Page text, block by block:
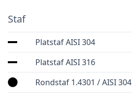
Staf
Platstaf AISI 304
Platstaf AISI 316
Rondstaf 1.4301 / AISI 304